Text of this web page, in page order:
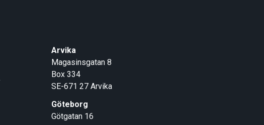
Arvika
Magasinsgatan 8
Box 334
SE-671 27 Arvika
Göteborg
Götgatan 16